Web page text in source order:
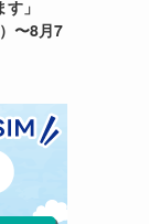
」
〜8月7